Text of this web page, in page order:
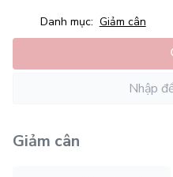
Danh mục: Giảm cân
Giảm cân